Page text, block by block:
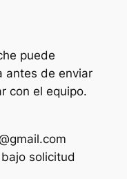
puede
antes de enviar
con el equipo.
solicitud